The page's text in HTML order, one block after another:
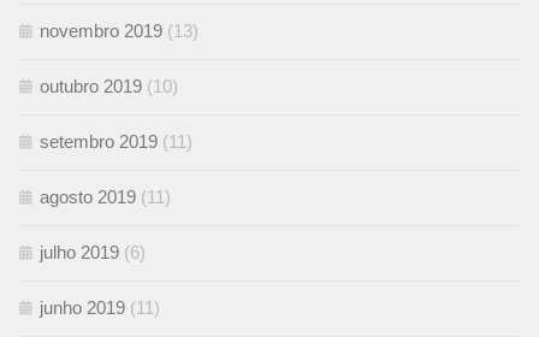
novembro 2019 (13)
outubro 2019 (10)
setembro 2019 (11)
agosto 2019 (11)
julho 2019 (6)
junho 2019 (11)